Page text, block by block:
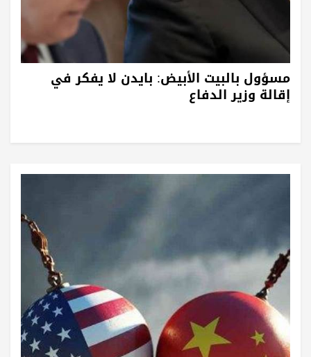
مسؤول بالبيت الأبيض: بايدن لا يفكر في
إقالة وزير الدفاع